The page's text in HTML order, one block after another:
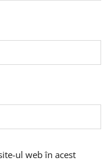
ul web în acest